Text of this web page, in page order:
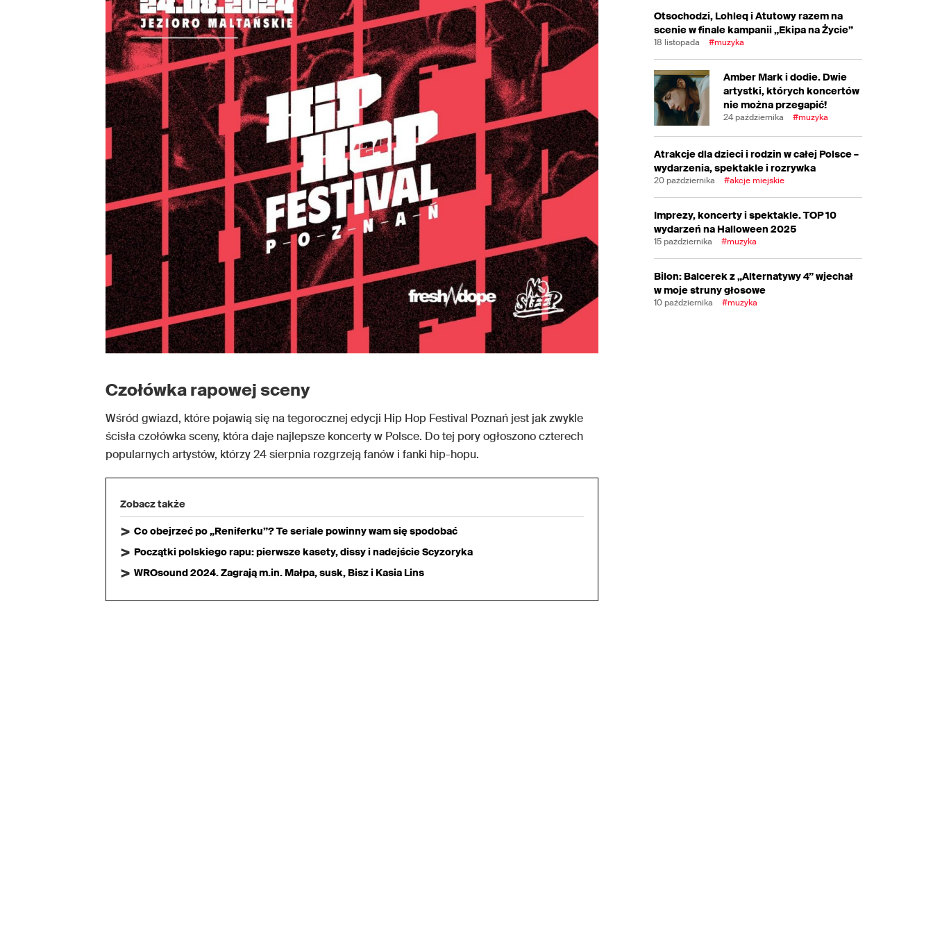
Czołówka rapowej sceny
Wśród gwiazd, które pojawią się na tegorocznej edycji Hip Hop Festival Poznań jest jak zwykle
ścisła czołówka sceny, która daje najlepsze koncerty w Polsce. Do tej pory ogłoszono czterech
popularnych artystów, którzy 24 sierpnia rozgrzeją fanów i fanki hip-hopu.
Zobacz także
Co obejrzeć po „Reniferku”? Te seriale powinny wam się spodobać
Początki polskiego rapu: pierwsze kasety, dissy i nadejście Scyzoryka
WROsound 2024. Zagrają m.in. Małpa, susk, Bisz i Kasia Lins
Otsochodzi, Lohleq i Atutowy razem na
scenie w finale kampanii „Ekipa na Życie”
18 listopada #muzyka
Amber Mark i dodie. Dwie
artystki, których koncertów
nie można przegapić!
24 października #muzyka
Atrakcje dla dzieci i rodzin w całej Polsce –
wydarzenia, spektakle i rozrywka
20 października #akcje miejskie
Imprezy, koncerty i spektakle. TOP 10
wydarzeń na Halloween 2025
15 października #muzyka
Bilon: Balcerek z „Alternatywy 4” wjechał
w moje struny głosowe
10 października #muzyka